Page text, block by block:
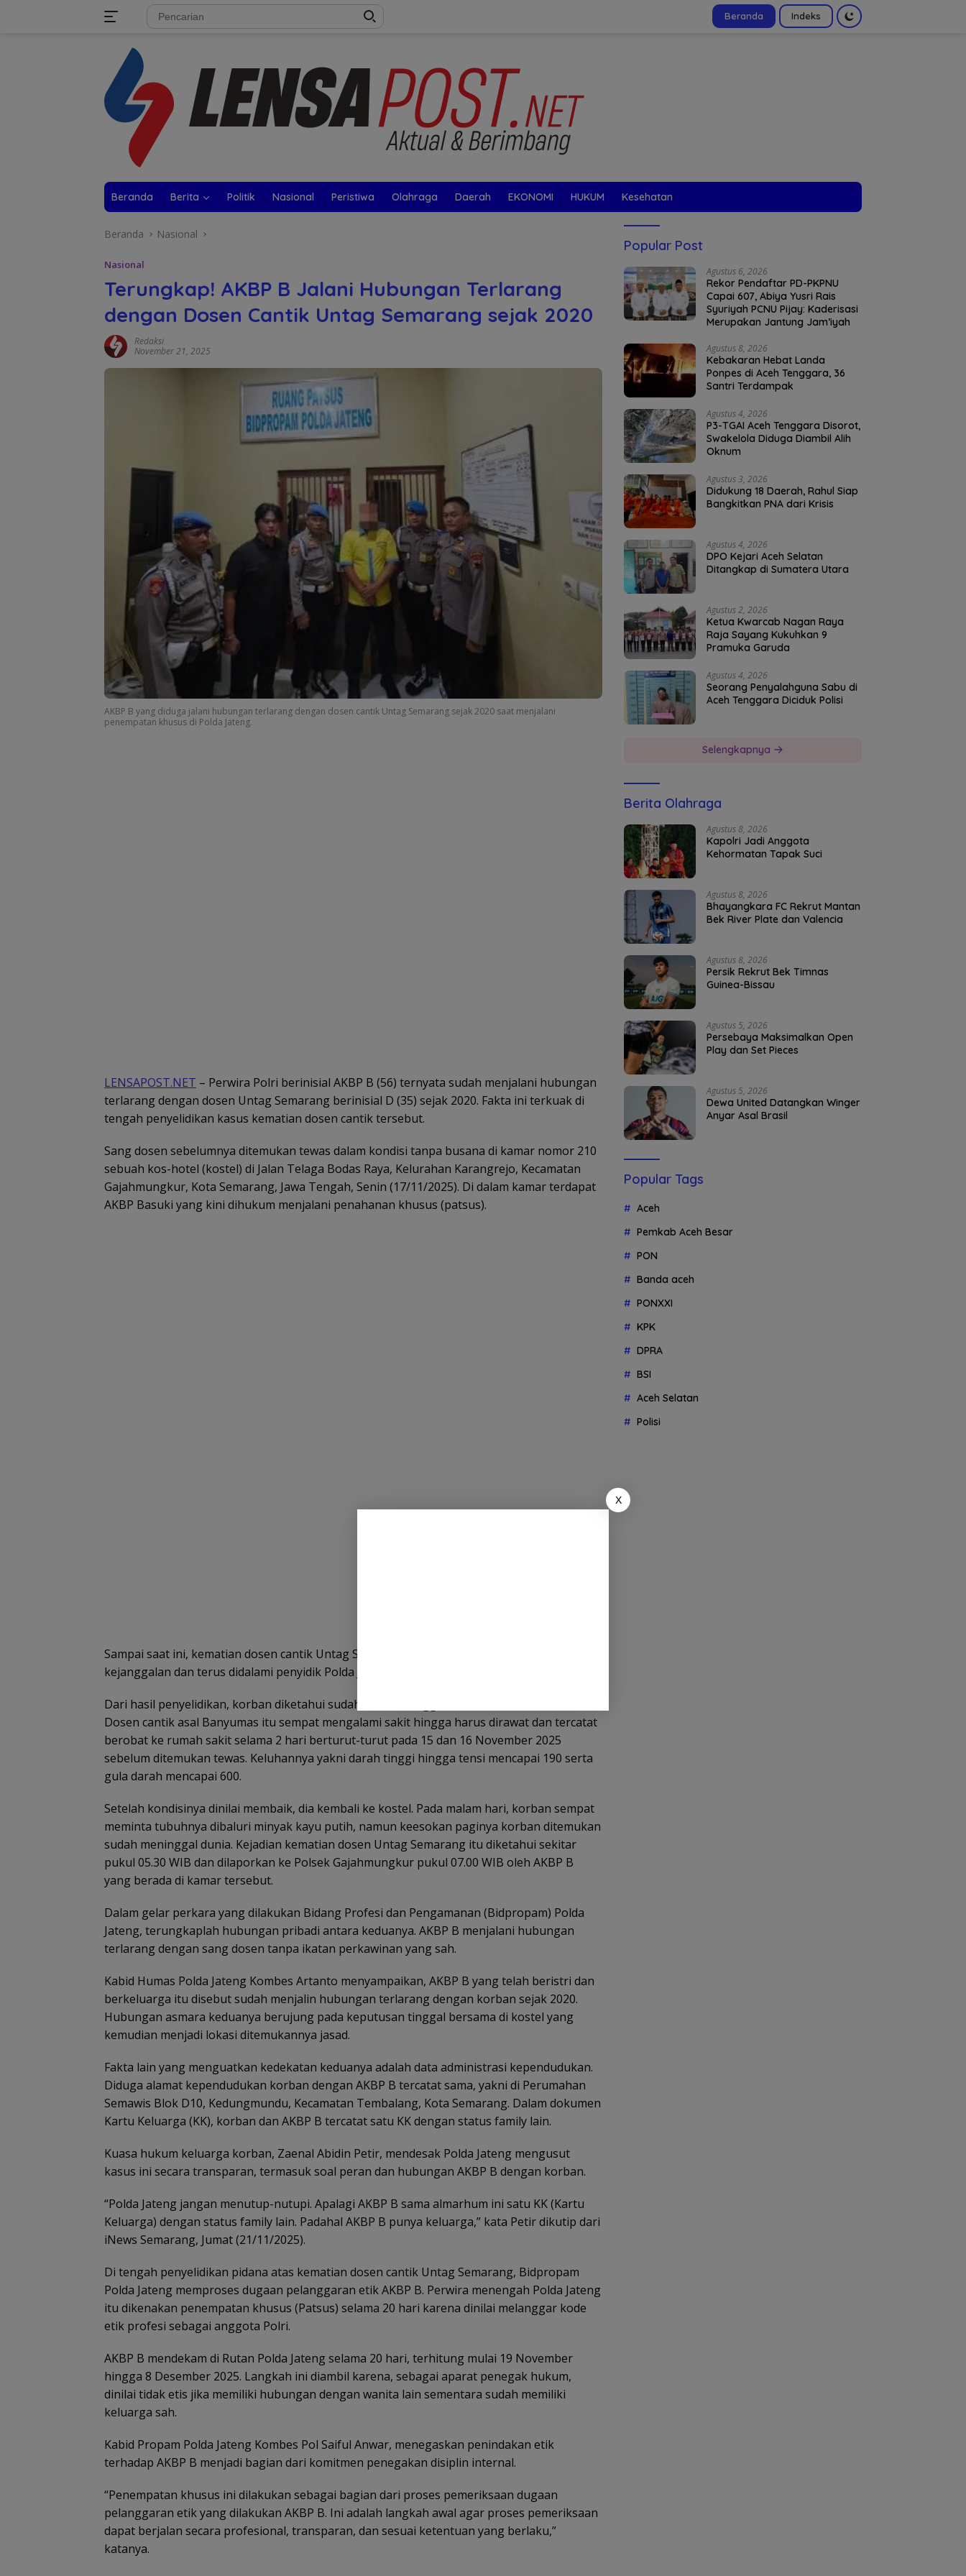
Beranda Indeks
Beranda Berita Politik Nasional Peristiwa Olahraga Daerah EKONOMI HUKUM Kesehatan
Beranda Nasional
Nasional
Terungkap! AKBP B Jalani Hubungan Terlarang
dengan Dosen Cantik Untag Semarang sejak 2020
Redaksi
November 21, 2025
AKBP B yang diduga jalani hubungan terlarang dengan dosen cantik Untag Semarang sejak 2020 saat menjalani
penempatan khusus di Polda Jateng.
LENSAPOST.NET – Perwira Polri berinisial AKBP B (56) ternyata sudah menjalani hubungan
terlarang dengan dosen Untag Semarang berinisial D (35) sejak 2020. Fakta ini terkuak di
tengah penyelidikan kasus kematian dosen cantik tersebut.
Sang dosen sebelumnya ditemukan tewas dalam kondisi tanpa busana di kamar nomor 210
sebuah kos-hotel (kostel) di Jalan Telaga Bodas Raya, Kelurahan Karangrejo, Kecamatan
Gajahmungkur, Kota Semarang, Jawa Tengah, Senin (17/11/2025). Di dalam kamar terdapat
AKBP Basuki yang kini dihukum menjalani penahanan khusus (patsus).
Sampai saat ini, kematian dosen cantik Untag Semarang ini masih menyisakan banyak
kejanggalan dan terus didalami penyidik Polda Jateng serta Polrestabes Semarang.
Dari hasil penyelidikan, korban diketahui sudah 2 tahun tinggal di kamar kostel tersebut.
Dosen cantik asal Banyumas itu sempat mengalami sakit hingga harus dirawat dan tercatat
berobat ke rumah sakit selama 2 hari berturut-turut pada 15 dan 16 November 2025
sebelum ditemukan tewas. Keluhannya yakni darah tinggi hingga tensi mencapai 190 serta
gula darah mencapai 600.
Setelah kondisinya dinilai membaik, dia kembali ke kostel. Pada malam hari, korban sempat
meminta tubuhnya dibaluri minyak kayu putih, namun keesokan paginya korban ditemukan
sudah meninggal dunia. Kejadian kematian dosen Untag Semarang itu diketahui sekitar
pukul 05.30 WIB dan dilaporkan ke Polsek Gajahmungkur pukul 07.00 WIB oleh AKBP B
yang berada di kamar tersebut.
Dalam gelar perkara yang dilakukan Bidang Profesi dan Pengamanan (Bidpropam) Polda
Jateng, terungkaplah hubungan pribadi antara keduanya. AKBP B menjalani hubungan
terlarang dengan sang dosen tanpa ikatan perkawinan yang sah.
Kabid Humas Polda Jateng Kombes Artanto menyampaikan, AKBP B yang telah beristri dan
berkeluarga itu disebut sudah menjalin hubungan terlarang dengan korban sejak 2020.
Hubungan asmara keduanya berujung pada keputusan tinggal bersama di kostel yang
kemudian menjadi lokasi ditemukannya jasad.
Fakta lain yang menguatkan kedekatan keduanya adalah data administrasi kependudukan.
Diduga alamat kependudukan korban dengan AKBP B tercatat sama, yakni di Perumahan
Semawis Blok D10, Kedungmundu, Kecamatan Tembalang, Kota Semarang. Dalam dokumen
Kartu Keluarga (KK), korban dan AKBP B tercatat satu KK dengan status family lain.
Kuasa hukum keluarga korban, Zaenal Abidin Petir, mendesak Polda Jateng mengusut
kasus ini secara transparan, termasuk soal peran dan hubungan AKBP B dengan korban.
“Polda Jateng jangan menutup-nutupi. Apalagi AKBP B sama almarhum ini satu KK (Kartu
Keluarga) dengan status family lain. Padahal AKBP B punya keluarga,” kata Petir dikutip dari
iNews Semarang, Jumat (21/11/2025).
Di tengah penyelidikan pidana atas kematian dosen cantik Untag Semarang, Bidpropam
Polda Jateng memproses dugaan pelanggaran etik AKBP B. Perwira menengah Polda Jateng
itu dikenakan penempatan khusus (Patsus) selama 20 hari karena dinilai melanggar kode
etik profesi sebagai anggota Polri.
AKBP B mendekam di Rutan Polda Jateng selama 20 hari, terhitung mulai 19 November
hingga 8 Desember 2025. Langkah ini diambil karena, sebagai aparat penegak hukum,
dinilai tidak etis jika memiliki hubungan dengan wanita lain sementara sudah memiliki
keluarga sah.
Kabid Propam Polda Jateng Kombes Pol Saiful Anwar, menegaskan penindakan etik
terhadap AKBP B menjadi bagian dari komitmen penegakan disiplin internal.
“Penempatan khusus ini dilakukan sebagai bagian dari proses pemeriksaan dugaan
pelanggaran etik yang dilakukan AKBP B. Ini adalah langkah awal agar proses pemeriksaan
dapat berjalan secara profesional, transparan, dan sesuai ketentuan yang berlaku,”
katanya.
Popular Post
Agustus 6, 2026
Rekor Pendaftar PD-PKPNU
Capai 607, Abiya Yusri Rais
Syuriyah PCNU Pijay: Kaderisasi
Merupakan Jantung Jam’iyah
Agustus 8, 2026
Kebakaran Hebat Landa
Ponpes di Aceh Tenggara, 36
Santri Terdampak
Agustus 4, 2026
P3-TGAI Aceh Tenggara Disorot,
Swakelola Diduga Diambil Alih
Oknum
Agustus 3, 2026
Didukung 18 Daerah, Rahul Siap
Bangkitkan PNA dari Krisis
Agustus 4, 2026
DPO Kejari Aceh Selatan
Ditangkap di Sumatera Utara
Agustus 2, 2026
Ketua Kwarcab Nagan Raya
Raja Sayang Kukuhkan 9
Pramuka Garuda
Agustus 4, 2026
Seorang Penyalahguna Sabu di
Aceh Tenggara Diciduk Polisi
Selengkapnya
Berita Olahraga
Agustus 8, 2026
Kapolri Jadi Anggota
Kehormatan Tapak Suci
Agustus 8, 2026
Bhayangkara FC Rekrut Mantan
Bek River Plate dan Valencia
Agustus 8, 2026
Persik Rekrut Bek Timnas
Guinea-Bissau
Agustus 5, 2026
Persebaya Maksimalkan Open
Play dan Set Pieces
Agustus 5, 2026
Dewa United Datangkan Winger
Anyar Asal Brasil
Popular Tags
Aceh
Pemkab Aceh Besar
PON
Banda aceh
PONXXI
KPK
DPRA
BSI
Aceh Selatan
Polisi
X